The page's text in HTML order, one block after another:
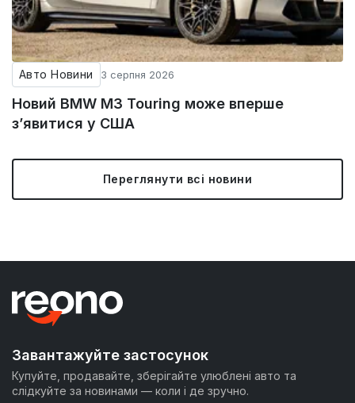
Авто Новини 3 серпня 2026
Новий BMW M3 Touring може вперше
з’явитися у США
Переглянути всі новини
Завантажуйте застосунок
Купуйте, продавайте, зберігайте улюблені авто та
слідкуйте за новинами — коли і де зручно.